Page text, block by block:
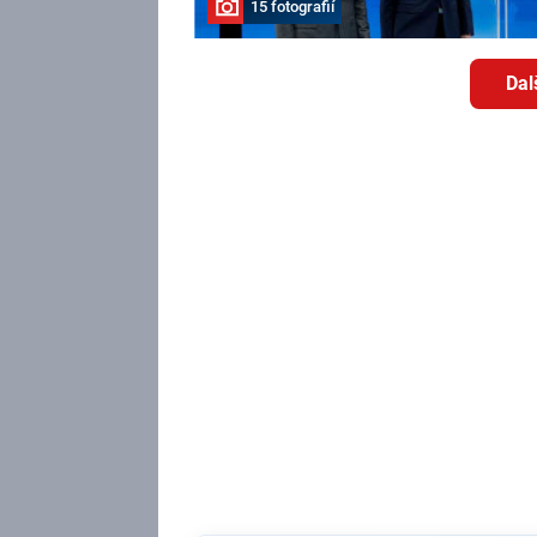
15 fotografií